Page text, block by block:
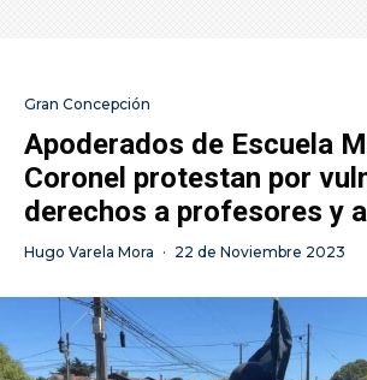
Gran Concepción
Apoderados de Escuela
Coronel protestan por
derechos a profesores y
Hugo Varela Mora · 22 de Noviembre 2023